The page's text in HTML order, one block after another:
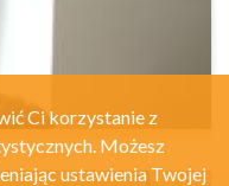
Ci korzystanie z
Możesz
ustawienia Twojej